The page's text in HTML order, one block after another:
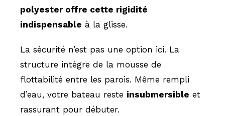
polyester offre cette rigidité
indispensable à la glisse.
La sécurité n’est pas une option ici. La
structure intègre de la mousse de
flottabilité entre les parois. Même rempli
d’eau, votre bateau reste insubmersible et
rassurant pour débuter.